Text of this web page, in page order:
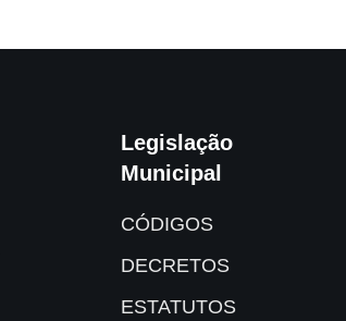
Legislação
Municipal
CÓDIGOS
DECRETOS
ESTATUTOS